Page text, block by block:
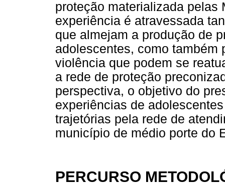
proteção materializada pelas
experiência é atravessada
que almejam a produção de
adolescentes, como também
violência que podem se
a rede de proteção
perspectiva, o objetivo do
experiências de
trajetórias pela rede de
município de médio porte do
PERCURSO